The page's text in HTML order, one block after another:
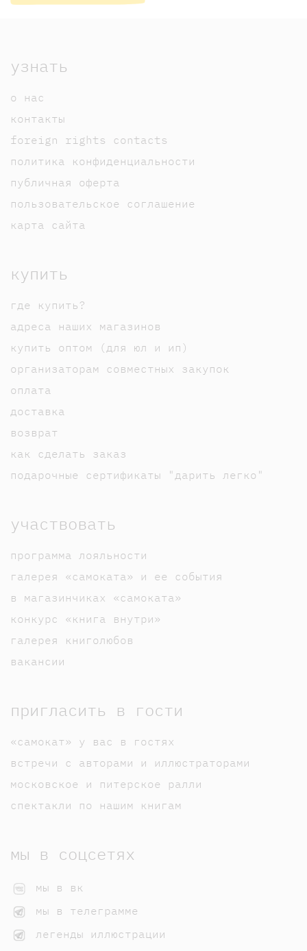
узнать
о нас
контакты
foreign rights contacts
политика конфиденциальности
публичная оферта
пользовательское соглашение
карта сайта
купить
где купить?
адреса наших магазинов
купить оптом (для юл и ип)
организаторам совместных закупок
оплата
доставка
возврат
как сделать заказ
подарочные сертификаты "дарить легко"
участвовать
программа лояльности
галерея «самоката» и ее события
в магазинчиках «самоката»
конкурс «книга внутри»
галерея книголюбов
вакансии
пригласить в гости
«самокат» у вас в гостях
встречи с авторами и иллюстраторами
московское и питерское ралли
спектакли по нашим книгам
мы в соцсетях
мы в вк
мы в телеграмме
легенды иллюстрации